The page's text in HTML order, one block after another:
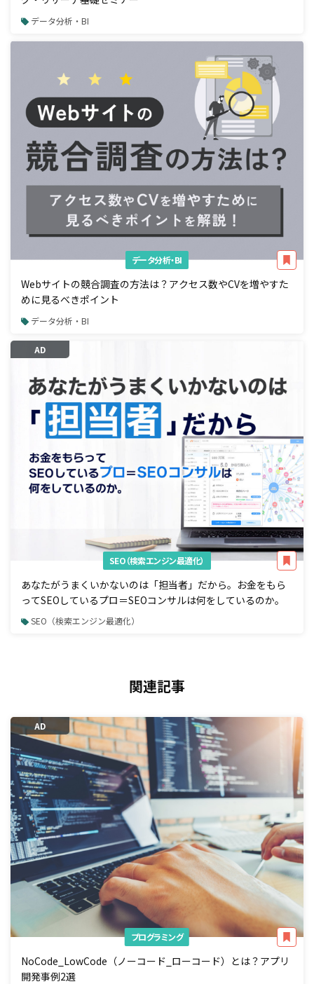
データ分析・BI
データ分析・BI
Webサイトの競合調査の方法は？アクセス数やCVを増やすた
めに見るべきポイント
データ分析・BI
AD
SEO（検索エンジン最適化）
あなたがうまくいかないのは「担当者」だから。お金をもら
ってSEOしているプロ＝SEOコンサルは何をしているのか。
SEO（検索エンジン最適化）
関連記事
AD
プログラミング
NoCode_LowCode（ノーコード_ローコード）とは？アプリ
開発事例2選